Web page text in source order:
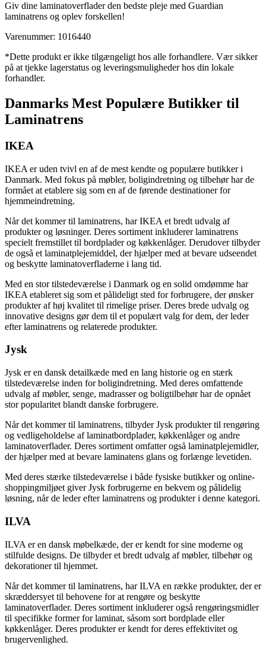
Giv dine laminatoverflader den bedste pleje med Guardian
laminatrens og oplev forskellen!
Varenummer: 1016440
*Dette produkt er ikke tilgængeligt hos alle forhandlere. Vær sikker
på at tjekke lagerstatus og leveringsmuligheder hos din lokale
forhandler.
Danmarks Mest Populære Butikker til
Laminatrens
IKEA
IKEA er uden tvivl en af ​​de mest kendte og populære butikker i
Danmark. Med fokus på møbler, boligindretning og tilbehør har de
formået at etablere sig som en af ​​de førende destinationer for
hjemmeindretning.
Når det kommer til laminatrens, har IKEA et bredt udvalg af
produkter og løsninger. Deres sortiment inkluderer laminatrens
specielt fremstillet til bordplader og køkkenlåger. Derudover tilbyder
de også et laminatplejemiddel, der hjælper med at bevare udseendet
og beskytte laminatoverfladerne i lang tid.
Med en stor tilstedeværelse i Danmark og en solid omdømme har
IKEA etableret sig som et pålideligt sted for forbrugere, der ønsker
produkter af høj kvalitet til rimelige priser. Deres brede udvalg og
innovative designs gør dem til et populært valg for dem, der leder
efter laminatrens og relaterede produkter.
Jysk
Jysk er en dansk detailkæde med en lang historie og en stærk
tilstedeværelse inden for boligindretning. Med deres omfattende
udvalg af møbler, senge, madrasser og boligtilbehør har de opnået
stor popularitet blandt danske forbrugere.
Når det kommer til laminatrens, tilbyder Jysk produkter til rengøring
og vedligeholdelse af laminatbordplader, køkkenlåger og andre
laminatoverflader. Deres sortiment omfatter også laminatplejemidler,
der hjælper med at bevare laminatens glans og forlænge levetiden.
Med deres stærke tilstedeværelse i både fysiske butikker og online-
shoppingmiljøet giver Jysk forbrugerne en bekvem og pålidelig
løsning, når de leder efter laminatrens og produkter i denne kategori.
ILVA
ILVA er en dansk møbelkæde, der er kendt for sine moderne og
stilfulde designs. De tilbyder et bredt udvalg af møbler, tilbehør og
dekorationer til hjemmet.
Når det kommer til laminatrens, har ILVA en række produkter, der er
skræddersyet til behovene for at rengøre og beskytte
laminatoverflader. Deres sortiment inkluderer også rengøringsmidler
til specifikke former for laminat, såsom sort bordplade eller
køkkenlåger. Deres produkter er kendt for deres effektivitet og
brugervenlighed.